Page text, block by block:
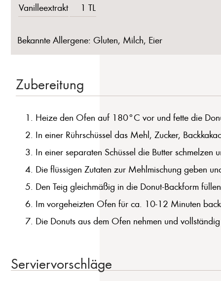
Vanilleextrakt
1 TL
Bekannte Allergene: Gluten, Milch, Eier
Zubereitung
Heize den Ofen auf 180°C vor und fette die
In einer Rührschüssel das Mehl, Zucker,
In einer separaten Schüssel die Butter
Die flüssigen Zutaten zur Mehlmischung geben
Den Teig gleichmäßig in die Donut-Backform
Im vorgeheizten Ofen für ca. 10-12 Minuten
Die Donuts aus dem Ofen nehmen und
Serviervorschläge